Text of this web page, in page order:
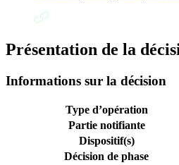
Présentation de la
Informations sur la décision
Type d’opération
Partie notifiante
Dispositif(s)
Décision de phase